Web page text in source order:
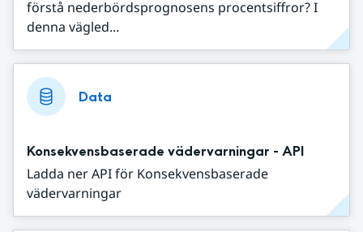
förstå nederbördsprognosens procentsiffror? I
denna vägled...
Data
Konsekvensbaserade vädervarningar - API
Ladda ner API för Konsekvensbaserade
vädervarningar